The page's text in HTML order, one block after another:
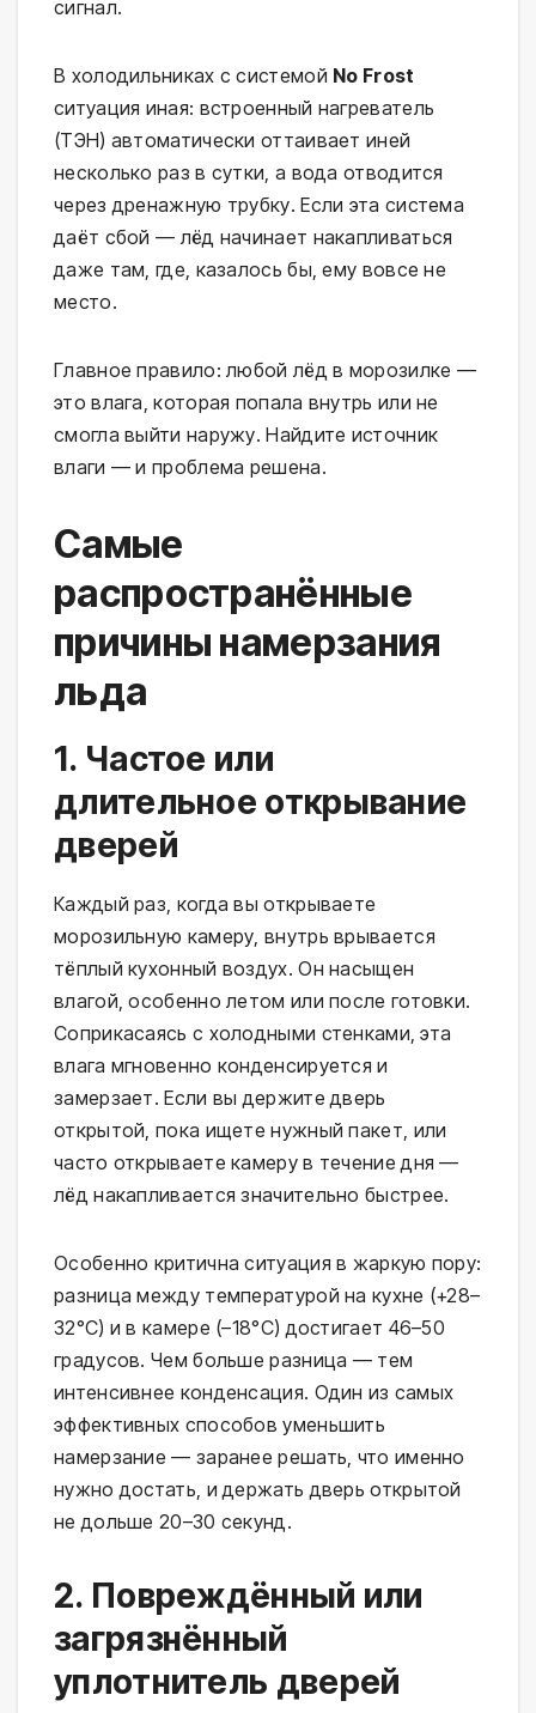
сигнал.
В холодильниках с системой No Frost
ситуация иная: встроенный нагреватель
(ТЭН) автоматически оттаивает иней
несколько раз в сутки, а вода отводится
через дренажную трубку. Если эта система
даёт сбой — лёд начинает накапливаться
даже там, где, казалось бы, ему вовсе не
место.
Главное правило: любой лёд в морозилке —
это влага, которая попала внутрь или не
смогла выйти наружу. Найдите источник
влаги — и проблема решена.
Самые
распространённые
причины намерзания
льда
1. Частое или
длительное открывание
дверей
Каждый раз, когда вы открываете
морозильную камеру, внутрь врывается
тёплый кухонный воздух. Он насыщен
влагой, особенно летом или после готовки.
Соприкасаясь с холодными стенками, эта
влага мгновенно конденсируется и
замерзает. Если вы держите дверь
открытой, пока ищете нужный пакет, или
часто открываете камеру в течение дня —
лёд накапливается значительно быстрее.
Особенно критична ситуация в жаркую пору:
разница между температурой на кухне (+28–
32°C) и в камере (–18°C) достигает 46–50
градусов. Чем больше разница — тем
интенсивнее конденсация. Один из самых
эффективных способов уменьшить
намерзание — заранее решать, что именно
нужно достать, и держать дверь открытой
не дольше 20–30 секунд.
2. Повреждённый или
загрязнённый
уплотнитель дверей